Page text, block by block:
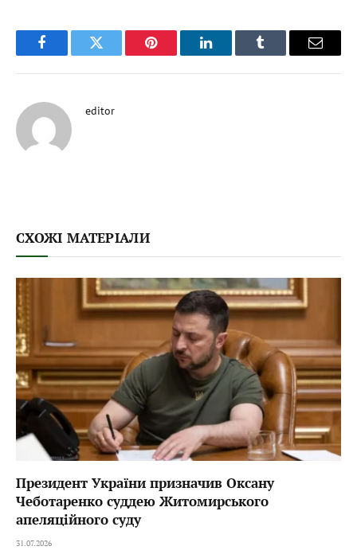
FacebookTwitter Pinterest LinkedInTumblr Email
editor
СХОЖІ МАТЕРІАЛИ
Президент України призначив Оксану
Чеботаренко суддею Житомирського
апеляційного суду
31.07.2026